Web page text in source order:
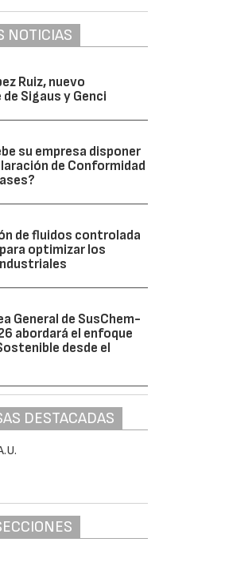
NOTICIAS
Ruiz, nuevo
Sigaus y Genci
su empresa disponer
de Conformidad
de fluidos controlada
optimizar los
General de SusChem-
abordará el enfoque
desde el
DESTACADAS